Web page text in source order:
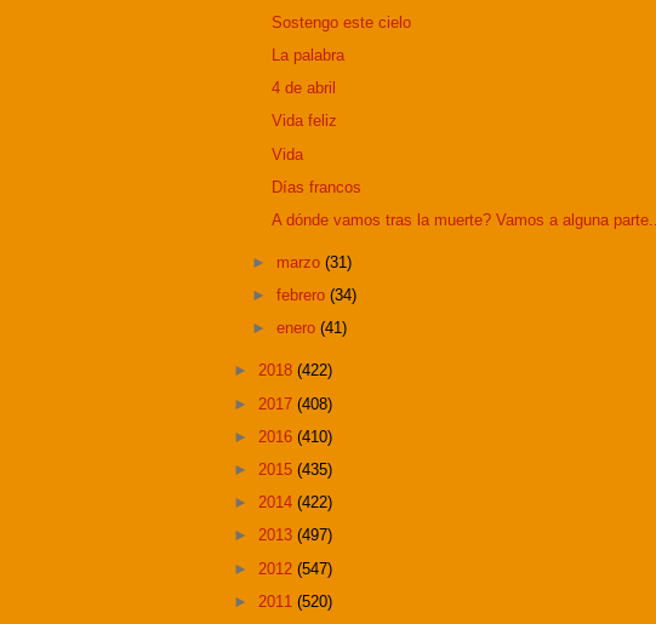
Sostengo este cielo
La palabra
4 de abril
Vida feliz
Vida
Días francos
A dónde vamos tras la muerte? Vamos a alguna parte...
► marzo(31)
►febrero(34)
►enero(41)
► 2018 (422)
► 2017 (408)
► 2016 (410)
► 2015 (435)
► 2014 (422)
► 2013 (497)
► 2012 (547)
► 2011 (520)